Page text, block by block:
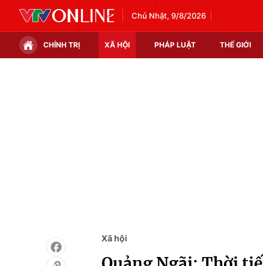
Chủ Nhật, 9/8/2026
CHÍNH TRỊ XÃ HỘI PHÁP LUẬT THẾ GIỚI
Xã hội